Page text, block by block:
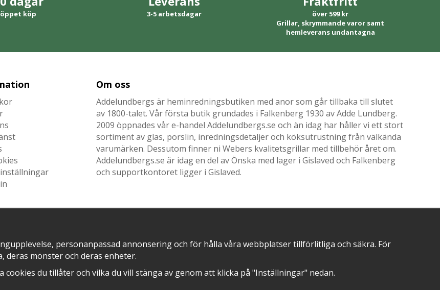
öppet köp 3-5 arbetsdagar
över 599 kr
Grillar, skrymmande varor samt
hemleverans undantagna
Om oss
Addelundbergs är heminredningsbutiken med anor som går tillbaka till slutet
av 1800-talet. Vår första butik grundades i Falkenberg 1930 av Adde Lundberg.
2009 öppnades vår e-handel Addelundbergs.se och än idag har håller vi ett stort
sortiment av glas, porslin, inredningsdetaljer och köksutrustning från välkända
varumärken. Dessutom finner ni Webers kvalitetsgrillar med tillbehör året om.
Addelundbergs.se är idag en del av Önska med lager i Gislaved och Falkenberg
och supportkontoret ligger i Gislaved.
POSITIVA OMDÖMEN PÅ
personanpassad annonsering och för hålla våra webbplatser tillförlitliga och säkra. För
deras mönster och deras enheter.
cookies du tillåter och vilka du vill stänga av genom att klicka på "Inställningar" nedan.